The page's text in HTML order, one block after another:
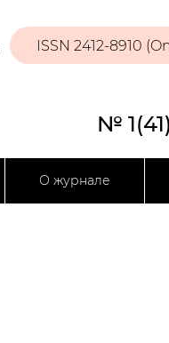
ISSN 2412-8910
№
О журнале